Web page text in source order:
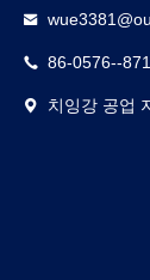
86-0576--
치잉강 공업